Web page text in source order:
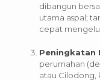
dibangun
utama aspal;
cepat
Peningkatan
perumahan
atau Cilodong,